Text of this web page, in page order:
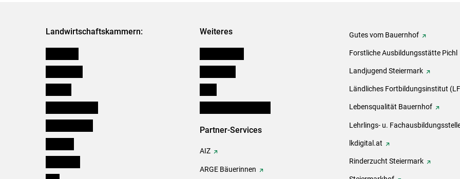
Landwirtschaftskammern: Weiteres
Partner-Services
AIZ
ARGE Bäuerinnen
Gutes vom Bauernhof
Forstliche Ausbildungsstätte Pichl
Landjugend Steiermark
Ländliches Fortbildungsinstitut
Lebensqualität Bauernhof
Lehrlings- u.
lkdigital.at
Rinderzucht Steiermark